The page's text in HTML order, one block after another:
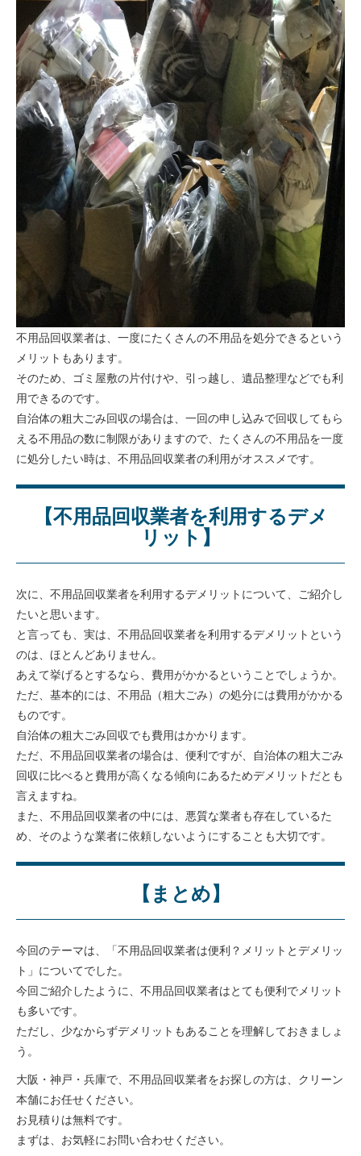
不用品回収業者は、一度にたくさんの不用品を処分できるという
メリットもあります。
そのため、ゴミ屋敷の片付けや、引っ越し、遺品整理などでも利
用できるのです。
自治体の粗大ごみ回収の場合は、一回の申し込みで回収してもら
える不用品の数に制限がありますので、たくさんの不用品を一度
に処分したい時は、不用品回収業者の利用がオススメです。
【不用品回収業者を利用するデメ
リット】
次に、不用品回収業者を利用するデメリットについて、ご紹介し
たいと思います。
と言っても、実は、不用品回収業者を利用するデメリットという
のは、ほとんどありません。
あえて挙げるとするなら、費用がかかるということでしょうか。
ただ、基本的には、不用品（粗大ごみ）の処分には費用がかかる
ものです。
自治体の粗大ごみ回収でも費用はかかります。
ただ、不用品回収業者の場合は、便利ですが、自治体の粗大ごみ
回収に比べると費用が高くなる傾向にあるためデメリットだとも
言えますね。
また、不用品回収業者の中には、悪質な業者も存在しているた
め、そのような業者に依頼しないようにすることも大切です。
【まとめ】
今回のテーマは、「不用品回収業者は便利？メリットとデメリッ
ト」についてでした。
今回ご紹介したように、不用品回収業者はとても便利でメリット
も多いです。
ただし、少なからずデメリットもあることを理解しておきましょ
う。
大阪・神戸・兵庫で、不用品回収業者をお探しの方は、クリーン
本舗にお任せください。
お見積りは無料です。
まずは、お気軽にお問い合わせください。